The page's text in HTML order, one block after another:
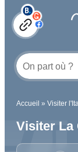
Accueil » Visiter
Visiter La